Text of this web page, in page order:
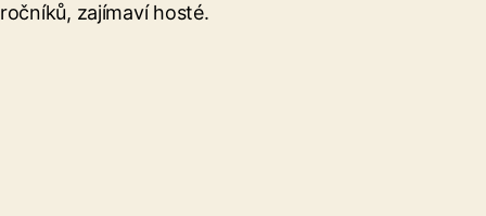
ročníků, zajímaví hosté.